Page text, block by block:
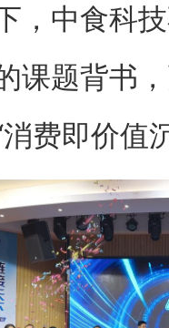
，中食科
课题背书
费即价值